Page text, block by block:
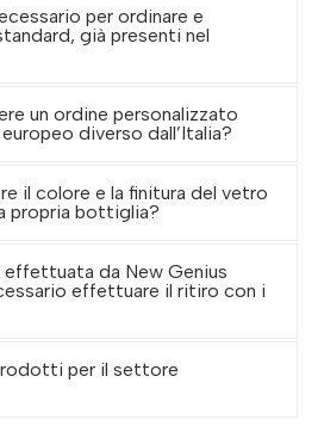
per ordinare e
già presenti nel
un ordine personalizzato
diverso dall’Italia?
il colore e la finitura del vetro
propria bottiglia?
effettuata da New Genius
effettuare il ritiro con i
per il settore